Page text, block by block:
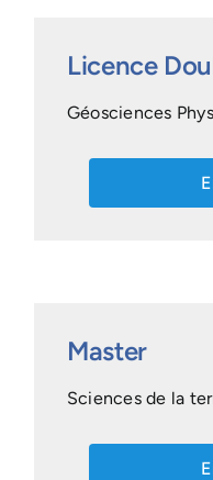
Licence
Géosciences
Master
Sciences de la